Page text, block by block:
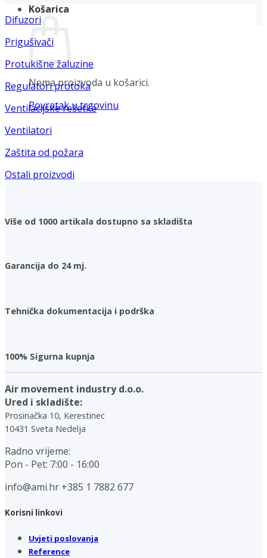
Košarica
Nema proizvoda u košarici.
Povratak u trgovinu
Difuzori
Prigušivači
Protukišne žaluzine
Regulatori protoka
Ventilacijske rešetke
Ventilatori
Zaštita od požara
Ostali proizvodi
Više od 1000 artikala dostupno sa skladišta
Garancija do 24 mj.
Tehnička dokumentacija i podrška
100% Sigurna kupnja
Air movement industry d.o.o.
Ured i skladište:
Prosinačka 10, Kerestinec
10431 Sveta Nedelja
Radno vrijeme:
Pon - Pet: 7:00 - 16:00
info@ami.hr +385 1 7882 677
Korisni linkovi
Uvjeti poslovanja
Reference